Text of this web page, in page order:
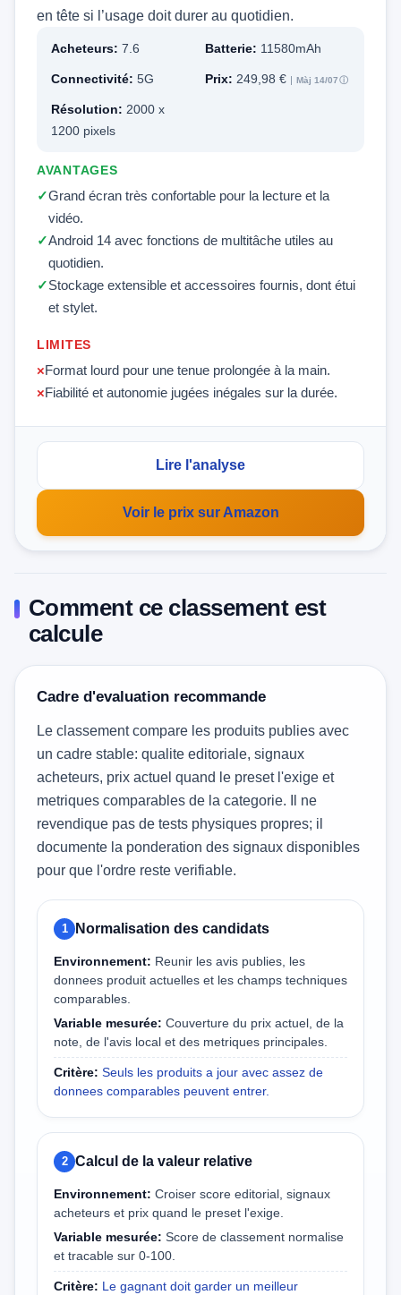
en tête si l’usage doit durer au quotidien.
Acheteurs: 7.6 Batterie: 11580mAh
Connectivité: 5G Prix: 249,98 € Màj 14/07 ⓘ
Résolution: 2000 x
1200 pixels
AVANTAGES
Grand écran très confortable pour la lecture et la
vidéo.
Android 14 avec fonctions de multitâche utiles au
quotidien.
Stockage extensible et accessoires fournis, dont étui
et stylet.
LIMITES
Format lourd pour une tenue prolongée à la main.
Fiabilité et autonomie jugées inégales sur la durée.
Lire l'analyse
Voir le prix sur Amazon
Comment ce classement est
calcule
Cadre d'evaluation recommande
Le classement compare les produits publies avec
un cadre stable: qualite editoriale, signaux
acheteurs, prix actuel quand le preset l'exige et
metriques comparables de la categorie. Il ne
revendique pas de tests physiques propres; il
documente la ponderation des signaux disponibles
pour que l'ordre reste verifiable.
1 Normalisation des candidats
Environnement: Reunir les avis publies, les
donnees produit actuelles et les champs techniques
comparables.
Variable mesurée: Couverture du prix actuel, de la
note, de l'avis local et des metriques principales.
Critère: Seuls les produits a jour avec assez de
donnees comparables peuvent entrer.
2 Calcul de la valeur relative
Environnement: Croiser score editorial, signaux
acheteurs et prix quand le preset l'exige.
Variable mesurée: Score de classement normalise
et tracable sur 0-100.
Critère: Le gagnant doit garder un meilleur